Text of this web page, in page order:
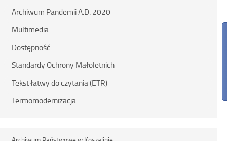
Archiwum Pandemii A.D. 2020
Multimedia
Dostępność
Standardy Ochrony Małoletnich
Tekst łatwy do czytania (ETR)
Termomodernizacja